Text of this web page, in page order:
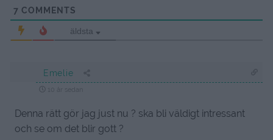
7 COMMENTS
äldsta
Emelie
10 år sedan
Denna rätt gör jag just nu ? ska bli väldigt intressant
och se om det blir gott ?